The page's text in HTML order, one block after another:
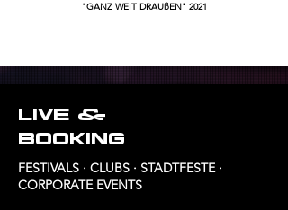
"GANZ WEIT DRAUßEN" 2021
LIVE &
BOOKING
FESTIVALS · CLUBS · STADTFESTE ·
CORPORATE EVENTS